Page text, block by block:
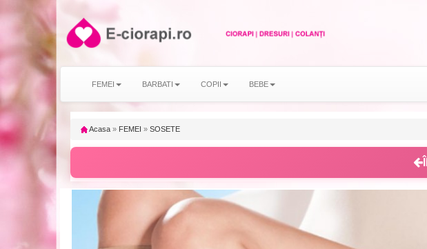
FEMEI BARBATI COPII BEBE
Acasa » FEMEI » SOSETE